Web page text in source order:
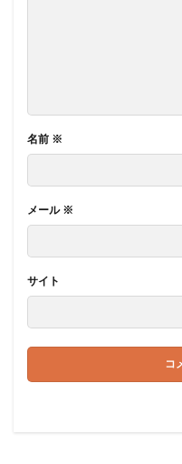
名前 ※
メール ※
サイト